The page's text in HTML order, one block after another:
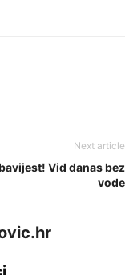
Next article
Vid danas bez
vode